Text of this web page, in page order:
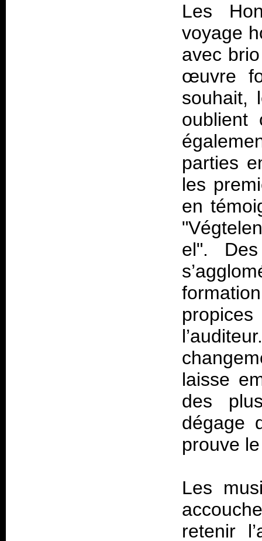
Les
voyage
avec
œuvre
souhait,
oublient
parties
les
en
el".
laisse
des
dégage
prouve
Les
retenir